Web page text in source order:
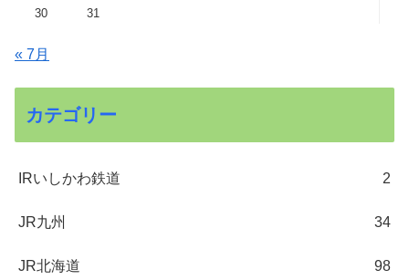
30
31
« 7月
カテゴリー
IRいしかわ鉄道 2
JR九州 34
JR北海道 98